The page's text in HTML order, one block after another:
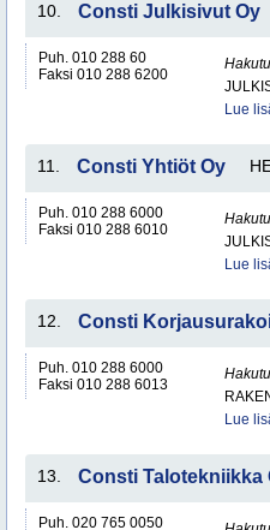
10. Consti Julkisivut Oy
Puh. 010 288 60
Faksi 010 288 6200
Lue
11. Consti Yhtiöt Oy
Puh. 010 288 6000
Faksi 010 288 6010
Lue
12. Consti
Puh. 010 288 6000
Faksi 010 288 6013
Lue
13. Consti Talotekniikka
Puh. 020 765 0050